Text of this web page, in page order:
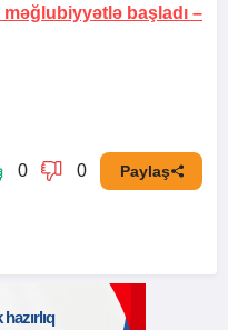
başladı –
0 0 Paylaş